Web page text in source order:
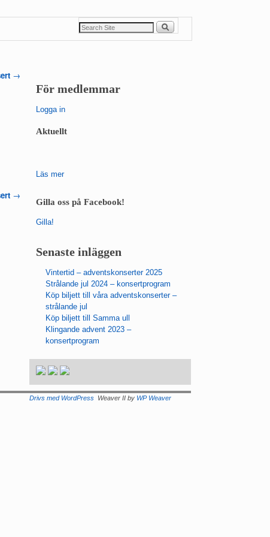
→
→
För medlemmar
Logga in
Aktuellt
Läs mer
Gilla oss på Facebook!
Gilla!
Senaste inläggen
Vintertid – adventskonserter 2025
Strålande jul 2024 – konsertprogram
Köp biljett till våra adventskonserter –
strålande jul
Köp biljett till Samma ull
Klingande advent 2023 –
konsertprogram
Drivs med WordPress Weaver II by WP Weaver